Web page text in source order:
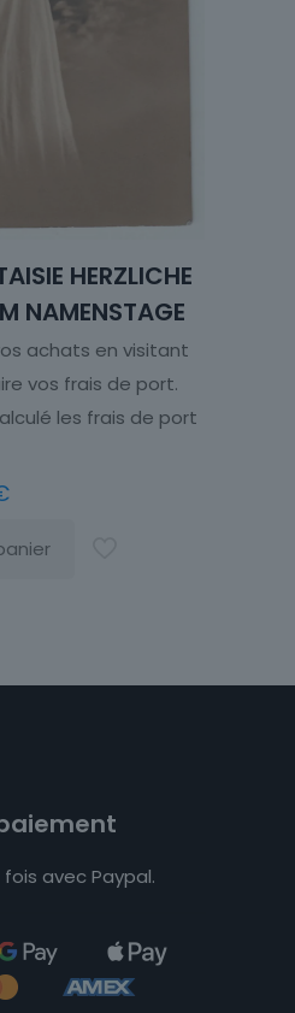
HERZLICHE
NAMENSTAGE
achats en visitant
vos frais de port.
les frais de port
avec Paypal.